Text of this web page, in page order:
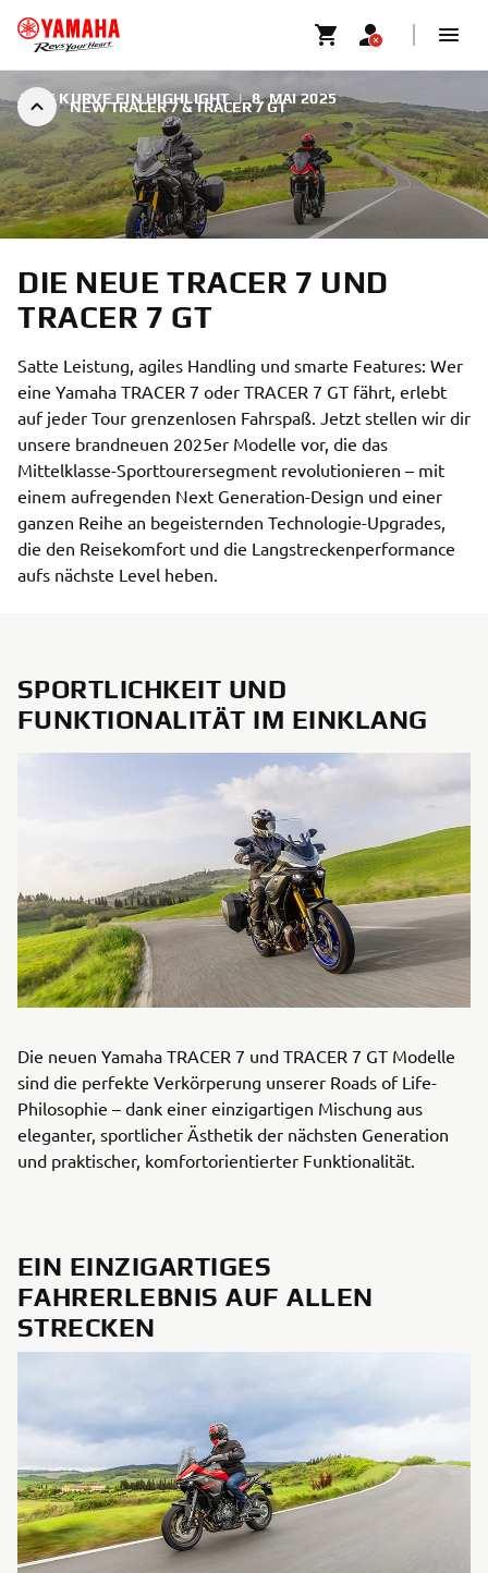
NEW TRACER 7 & TRACER 7 GT
JEDE KURVE EIN HIGHLIGHT | 8. MAI 2025
DIE NEUE TRACER 7 UND
TRACER 7 GT
Satte Leistung, agiles Handling und smarte Features: Wer
eine Yamaha TRACER 7 oder TRACER 7 GT fährt, erlebt
auf jeder Tour grenzenlosen Fahrspaß. Jetzt stellen wir dir
unsere brandneuen 2025er Modelle vor, die das
Mittelklasse-Sporttourersegment revolutionieren – mit
einem aufregenden Next Generation-Design und einer
ganzen Reihe an begeisternden Technologie-Upgrades,
die den Reisekomfort und die Langstreckenperformance
aufs nächste Level heben.
SPORTLICHKEIT UND
FUNKTIONALITÄT IM EINKLANG
Die neuen Yamaha TRACER 7 und TRACER 7 GT Modelle
sind die perfekte Verkörperung unserer Roads of Life-
Philosophie – dank einer einzigartigen Mischung aus
eleganter, sportlicher Ästhetik der nächsten Generation
und praktischer, komfortorientierter Funktionalität.
EIN EINZIGARTIGES
FAHRERLEBNIS AUF ALLEN
STRECKEN